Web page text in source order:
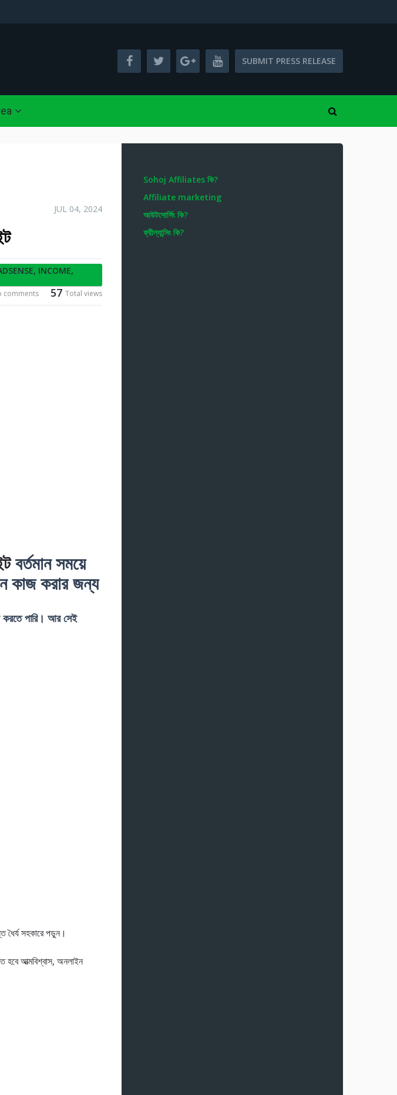
SUBMIT PRESS RELEASE
JUL 04, 2024
, INCOME,
57 Total views
comments
বর্তমান সময়ে
কাজ করার জন্য
করতে পারি। আর সেই
ধৈর্য সহকারে পড়ুন।
হবে আত্মবিশ্বাস, অনলাইন
Sohoj Affiliates কি?
Affiliate marketing
আউটসোর্সিং কি?
ফ্রীল্যান্সিং কি?